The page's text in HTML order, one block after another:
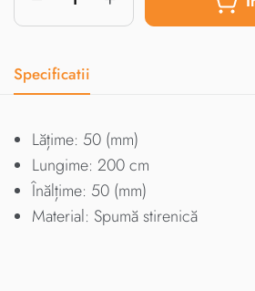
Specificatii
Lățime: 50 (mm)
Lungime: 200 cm
Înălțime: 50 (mm)
Material: Spumă stirenică